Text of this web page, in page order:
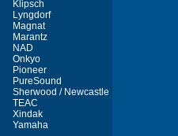
Klipsch
Lyngdorf
Magnat
Marantz
NAD
Onkyo
Pioneer
PureSound
Sherwood / Newcastle
TEAC
Xindak
Yamaha